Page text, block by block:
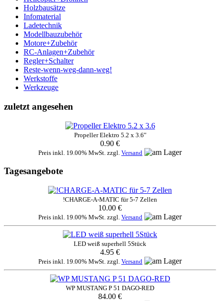
Holzbausätze
Infomaterial
Ladetechnik
Modellbauzubehör
Motore+Zubehör
RC-Anlagen+Zubehör
Regler+Schalter
Reste-wenn-weg-dann-weg!
Werkstoffe
Werkzeuge
zuletzt angesehen
Propeller Elektro 5.2 x 3.6"
0.90 €
Preis inkl. 19.00% MwSt. zzgl. Versand
Tagesangebote
!CHARGE-A-MATIC für 5-7 Zellen
10.00 €
Preis inkl. 19.00% MwSt. zzgl. Versand
LED weiß superhell 5Stück
4.95 €
Preis inkl. 19.00% MwSt. zzgl. Versand
WP MUSTANG P 51 DAGO-RED
84.00 €